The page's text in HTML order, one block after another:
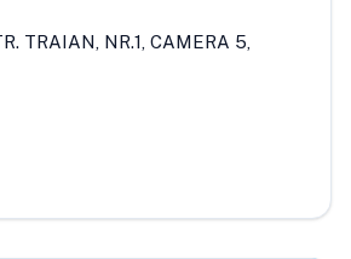
TRAIAN, NR.1, CAMERA 5,